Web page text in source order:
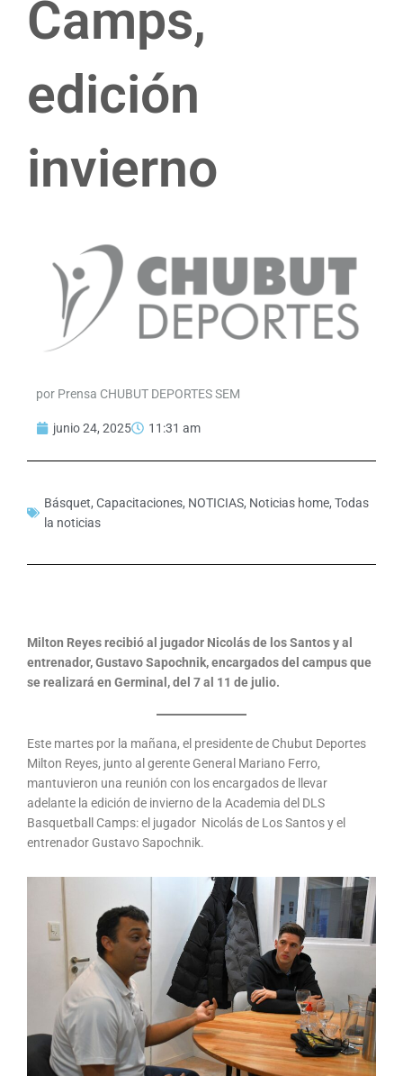
Camps,
edición
invierno
por Prensa CHUBUT DEPORTES SEM
junio 24, 2025 11:31 am
Básquet, Capacitaciones, NOTICIAS, Noticias home, Todas
la noticias
Milton Reyes recibió al jugador Nicolás de los Santos y al
entrenador, Gustavo Sapochnik, encargados del campus que
se realizará en Germinal, del 7 al 11 de julio.
Este martes por la mañana, el presidente de Chubut Deportes
Milton Reyes, junto al gerente General Mariano Ferro,
mantuvieron una reunión con los encargados de llevar
adelante la edición de invierno de la Academia del DLS
Basquetball Camps: el jugador Nicolás de Los Santos y el
entrenador Gustavo Sapochnik.